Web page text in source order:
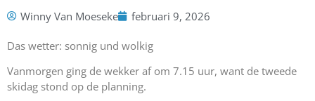
Winny Van Moeseke februari 9, 2026
Das wetter: sonnig und wolkig
Vanmorgen ging de wekker af om 7.15 uur, want de tweede
skidag stond op de planning.